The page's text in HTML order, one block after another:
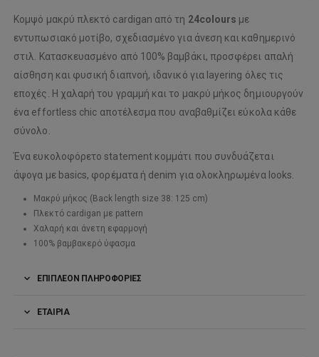
Κομψό μακρύ πλεκτό cardigan από τη 24colours με
εντυπωσιακό μοτίβο, σχεδιασμένο για άνεση και καθημερινό
στιλ. Κατασκευασμένο από 100% βαμβάκι, προσφέρει απαλή
αίσθηση και φυσική διαπνοή, ιδανικό για layering όλες τις
εποχές. Η χαλαρή του γραμμή και το μακρύ μήκος δημιουργούν
ένα effortless chic αποτέλεσμα που αναβαθμίζει εύκολα κάθε
σύνολο.
Ένα ευκολοφόρετο statement κομμάτι που συνδυάζεται
άψογα με basics, φορέματα ή denim για ολοκληρωμένα looks.
Μακρύ μήκος (Back length size 38: 125 cm)
Πλεκτό cardigan με pattern
Χαλαρή και άνετη εφαρμογή
100% βαμβακερό ύφασμα
ΕΠΙΠΛΈΟΝ ΠΛΗΡΟΦΟΡΊΕΣ
ΕΤΑΙΡΊΑ